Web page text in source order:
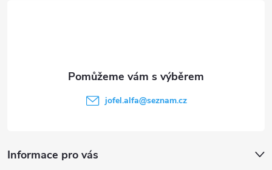
Informace pro vás
jofel.alfa@seznam.cz